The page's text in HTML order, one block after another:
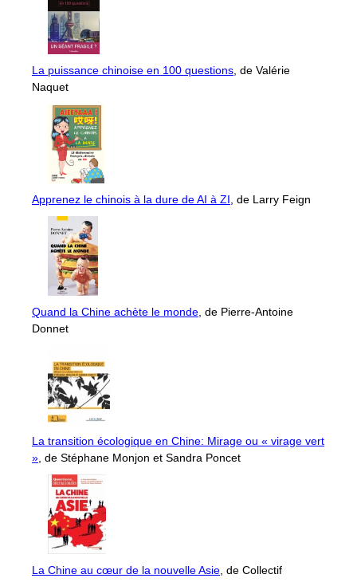
La puissance chinoise en 100 questions , de Valérie
Naquet
Apprenez le chinois à la dure de AI à ZI , de Larry Feign
Quand la Chine achète le monde , de Pierre-Antoine
Donnet
La transition écologique en Chine: Mirage ou « virage vert
» , de Stéphane Monjon et Sandra Poncet
La Chine au cœur de la nouvelle Asie , de Collectif